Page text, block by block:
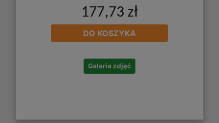
177,73 zł
DO KOSZYKA
Galeria zdjęć